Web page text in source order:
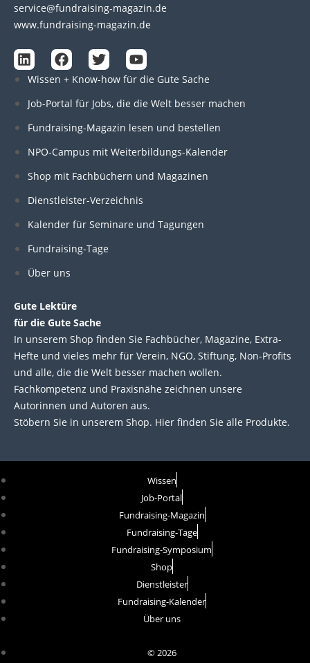
service@fundraising-magazin.de
www.fundraising-magazin.de
L
i
n
k
e
d
n
F
a
c
e
b
o
k
T
w
i
t
t
e
r
Y
o
u
t
u
b
Wissen + Know-how für die Gute Sache
Job-Portal für Jobs, die die Welt besser machen
Fundraising-Magazin lesen und bestellen
NPO-Campus mit Weiterbildungs-Kalender
Shop mit Fachbüchern und Magazinen
Dienstleister-Verzeichnis
Kalender für Seminare und Tagungen
Fundraising-Tage
Über uns
Gute Lektüre
für die Gute Sache
In unserem Shop finden Sie Fachbücher, Magazine, Extra-
Hefte und vieles mehr für Verein, NGO, Stiftung, Non-Profits
und alle, die die Welt besser machen wollen.
Fachkompetenz und Praxisnähe zeichnen unsere
Autorinnen und Autoren aus.
Stöbern Sie in unserem Shop. Hier finden Sie alle Produkte.
Wissen
Job-Portal
Fundraising-Magazin
Fundraising-Tage
Fundraising-Symposium
Shop
Dienstleister
Fundraising-Kalender
Über uns
© 2026